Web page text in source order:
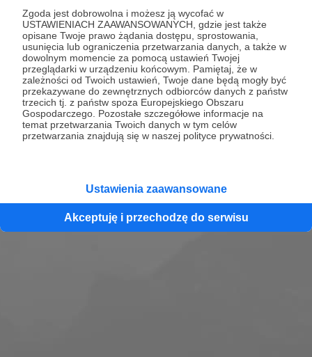
Zgoda jest dobrowolna i możesz ją wycofać w
USTAWIENIACH ZAAWANSOWANYCH, gdzie jest także
opisane Twoje prawo żądania dostępu, sprostowania,
usunięcia lub ograniczenia przetwarzania danych, a także w
dowolnym momencie za pomocą ustawień Twojej
przeglądarki w urządzeniu końcowym. Pamiętaj, że w
zależności od Twoich ustawień, Twoje dane będą mogły być
przekazywane do zewnętrznych odbiorców danych z państw
trzecich tj. z państw spoza Europejskiego Obszaru
Gospodarczego. Pozostałe szczegółowe informacje na
temat przetwarzania Twoich danych w tym celów
przetwarzania znajdują się w naszej polityce prywatności.
Ustawienia zaawansowane
Akceptuję i przechodzę do serwisu
Największy polski podcast na temat Japonii, który
prowadzony jest z Japonii. Rozmowy z Polakami,
którzy mieszkają w Japonii o ich życiu i pracy.
Znajdziecie tu porady o tym, jak wyjechać do
Japonii i znaleźć tutaj pracę.
Zobacz profil